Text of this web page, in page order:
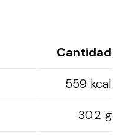
Cantidad
559 kcal
30.2 g